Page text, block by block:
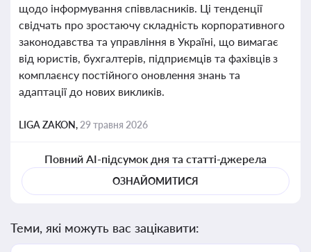
щодо інформування співвласників. Ці тенденції
свідчать про зростаючу складність корпоративного
законодавства та управління в Україні, що вимагає
від юристів, бухгалтерів, підприємців та фахівців з
комплаєнсу постійного оновлення знань та
адаптації до нових викликів.
LIGA ZAKON, 29 травня 2026
Повний AI-підсумок дня та статті-джерела
ОЗНАЙОМИТИСЯ
Теми, які можуть вас зацікавити: